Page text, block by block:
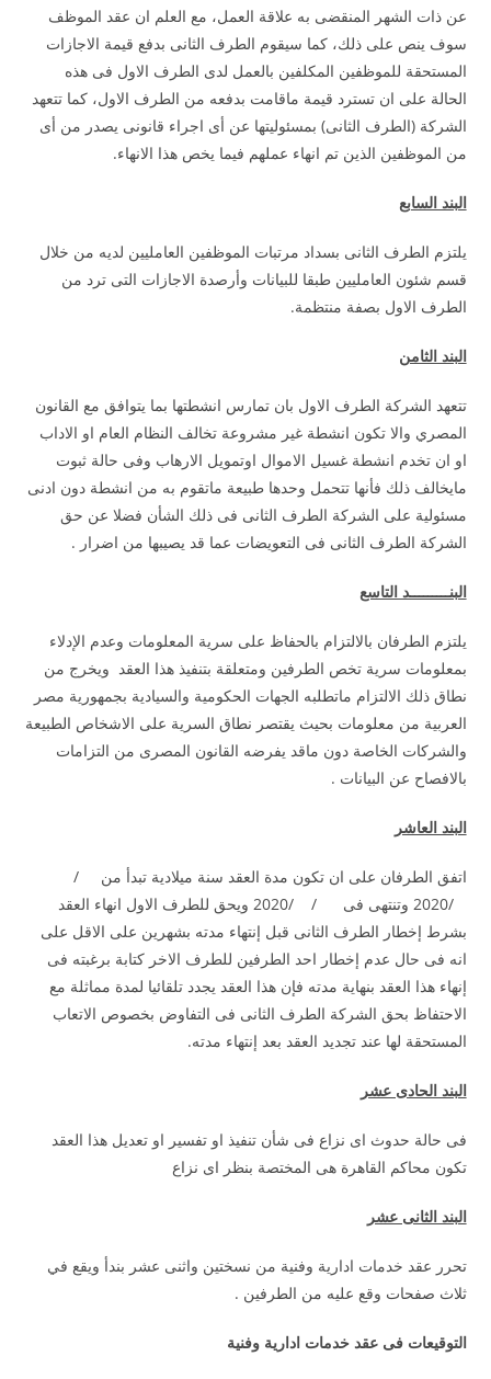
عن ذات الشهر المنقضى به علاقة العمل، مع العلم ان عقد الموظف
سوف ينص على ذلك، كما سيقوم الطرف الثانى بدفع قيمة الاجازات
المستحقة للموظفين المكلفين بالعمل لدى الطرف الاول فى هذه
الحالة على ان تسترد قيمة ماقامت بدفعه من الطرف الاول، كما تتعهد
الشركة (الطرف الثانى) بمسئوليتها عن أى اجراء قانونى يصدر من أى
من الموظفين الذين تم انهاء عملهم فيما يخص هذا الانهاء.
البند السابع
يلتزم الطرف الثانى بسداد مرتبات الموظفين العامليين لديه من خلال
قسم شئون العامليين طبقا للبيانات وأرصدة الاجازات التى ترد من
الطرف الاول بصفة منتظمة.
البند الثامن
تتعهد الشركة الطرف الاول بان تمارس انشطتها بما يتوافق مع القانون
المصري والا تكون انشطة غير مشروعة تخالف النظام العام او الاداب
او ان تخدم انشطة غسيل الاموال اوتمويل الارهاب وفى حالة ثبوت
مايخالف ذلك فأنها تتحمل وحدها طبيعة ماتقوم به من انشطة دون ادنى
مسئولية على الشركة الطرف الثانى فى ذلك الشأن فضلا عن حق
الشركة الطرف الثانى فى التعويضات عما قد يصيبها من اضرار .
البنـــــــــد التاسع
يلتزم الطرفان بالالتزام بالحفاظ على سرية المعلومات وعدم الإدلاء
بمعلومات سرية تخص الطرفين ومتعلقة بتنفيذ هذا العقد ويخرج من
نطاق ذلك الالتزام ماتطلبه الجهات الحكومية والسيادية بجمهورية مصر
العربية من معلومات بحيث يقتصر نطاق السرية على الاشخاص الطبيعة
والشركات الخاصة دون ماقد يفرضه القانون المصرى من التزامات
بالافصاح عن البيانات .
البند العاشر
اتفق الطرفان على ان تكون مدة العقد سنة ميلادية تبدأ من /
/2020 وتنتهى فى / /2020 ويحق للطرف الاول انهاء العقد
بشرط إخطار الطرف الثانى قبل إنتهاء مدته بشهرين على الاقل على
انه فى حال عدم إخطار احد الطرفين للطرف الاخر كتابة برغبته فى
إنهاء هذا العقد بنهاية مدته فإن هذا العقد يجدد تلقائيا لمدة مماثلة مع
الاحتفاظ بحق الشركة الطرف الثانى فى التفاوض بخصوص الاتعاب
المستحقة لها عند تجديد العقد بعد إنتهاء مدته.
البند الحادى عشر
فى حالة حدوث اى نزاع فى شأن تنفيذ او تفسير او تعديل هذا العقد
تكون محاكم القاهرة هى المختصة بنظر اى نزاع
البند الثانى عشر
تحرر عقد خدمات ادارية وفنية من نسختين واثنى عشر بندأ ويقع في
ثلاث صفحات وقع عليه من الطرفين .
التوقيعات فى عقد خدمات ادارية وفنية